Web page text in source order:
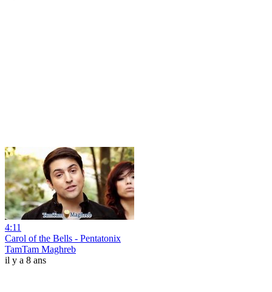
4:11
Carol of the Bells - Pentatonix
TamTam Maghreb
il y a 8 ans